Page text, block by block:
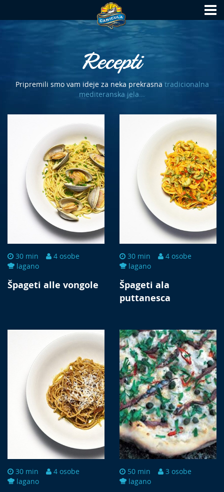
Recepti
Pripremili smo vam ideje za neka prekrasna tradicionalna
mediteranska jela...
30 min
4 osobe
lagano
Špageti alle vongole
30 min
4 osobe
lagano
Špageti ala
puttanesca
30 min
4 osobe
lagano
50 min
3 osobe
lagano